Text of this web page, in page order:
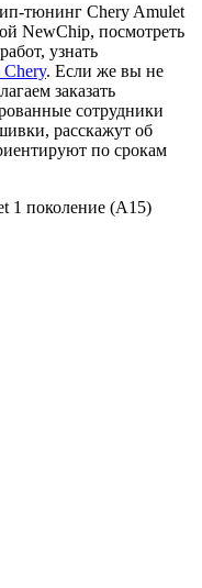
тюнинг Chery Amulet
NewChip, посмотреть
узнать
. Если же вы не
заказать
сотрудники
расскажут об
по срокам
1 поколение (A15)